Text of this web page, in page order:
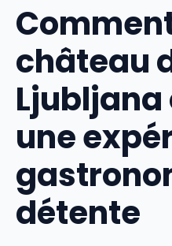
château
une
détente